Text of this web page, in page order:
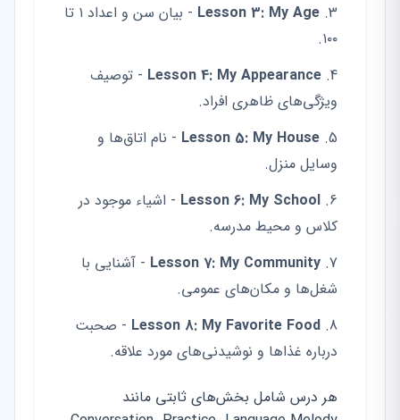
Lesson 3: My Age
- بیان سن و اعداد ۱ تا
۱۰۰.
Lesson 4: My Appearance - توصیف
ویژگی‌های ظاهری افراد.
Lesson 5: My House - نام اتاق‌ها و
وسایل منزل.
Lesson 6: My School - اشیاء موجود در
کلاس و محیط مدرسه.
Lesson 7: My Community - آشنایی با
شغل‌ها و مکان‌های عمومی.
Lesson 8: My Favorite Food - صحبت
درباره غذاها و نوشیدنی‌های مورد علاقه.
هر درس شامل بخش‌های ثابتی مانند